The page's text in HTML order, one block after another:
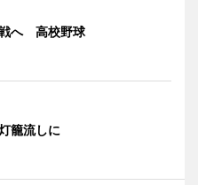
へ 高校野球
籠流しに